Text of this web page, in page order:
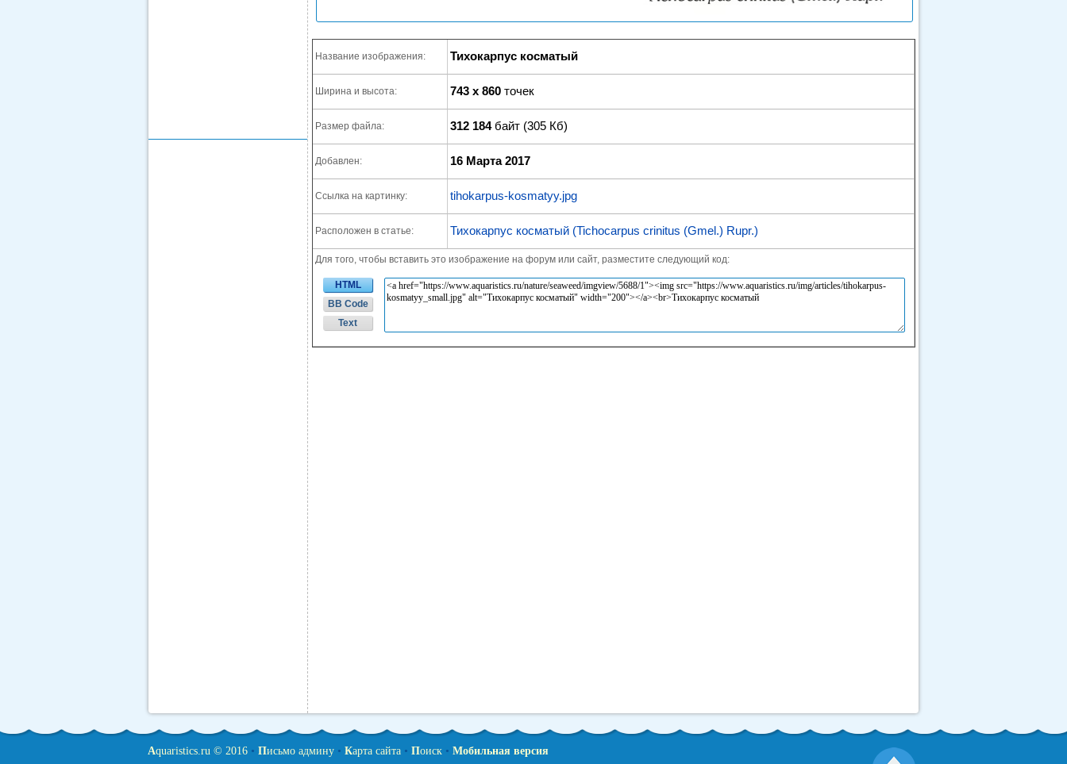
Название изображения: Тихокарпус косматый
Ширина и высота: 743 x 860 точек
Размер файла: 312 184байт (305 Кб)
Добавлен: 16 Марта 2017
Ссылка на картинку: tihokarpus-kosmatyy.jpg
Расположен в статье: Тихокарпус косматый (Tichocarpus crinitus (Gmel.) Rupr.)
Для того, чтобы вставить это изображение на форум или сайт, разместите следующий код:
HTML
BB Code
Text
Aquaristics.ru © 2016• Письмо админу• Карта сайта• Поиск• Мобильная версия